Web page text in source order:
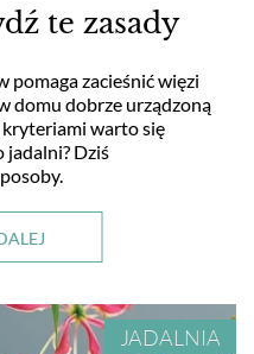
te zasady
pomaga zacieśnić więzi
domu dobrze urządzoną
warto się
jadalni? Dziś
JADALNIA